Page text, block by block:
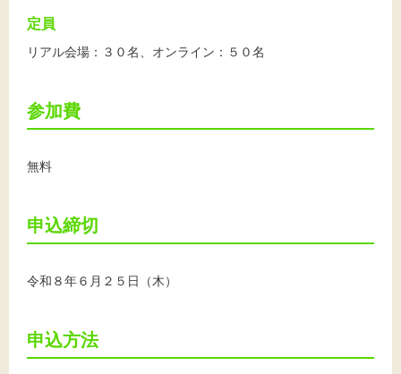
定員
リアル会場：３０名、オンライン：５０名
参加費
無料
申込締切
令和８年６月２５日（木）
申込方法